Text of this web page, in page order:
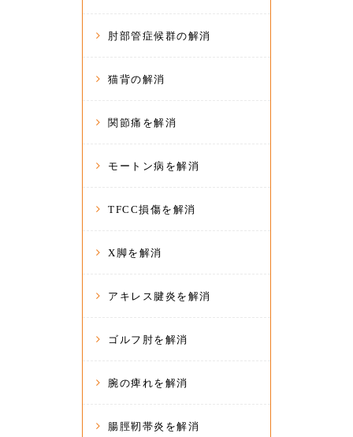
肘部管症候群の解消
猫背の解消
関節痛を解消
モートン病を解消
TFCC損傷を解消
X脚を解消
アキレス腱炎を解消
ゴルフ肘を解消
腕の痺れを解消
腸脛靭帯炎を解消